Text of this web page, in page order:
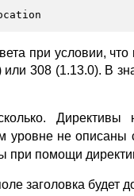
при условии,
308 (1.13.0). В
Директивы
уровне не описаны
при помощи
заголовка будет